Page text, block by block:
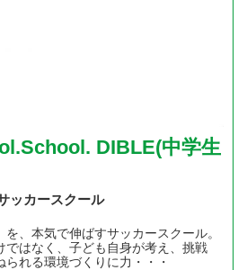
DIBLE(中学生
ッカースクール
、本気で伸ばすサッカースクール。
ではなく、子ども自身が考え、挑戦
られる環境づくりに力・・・